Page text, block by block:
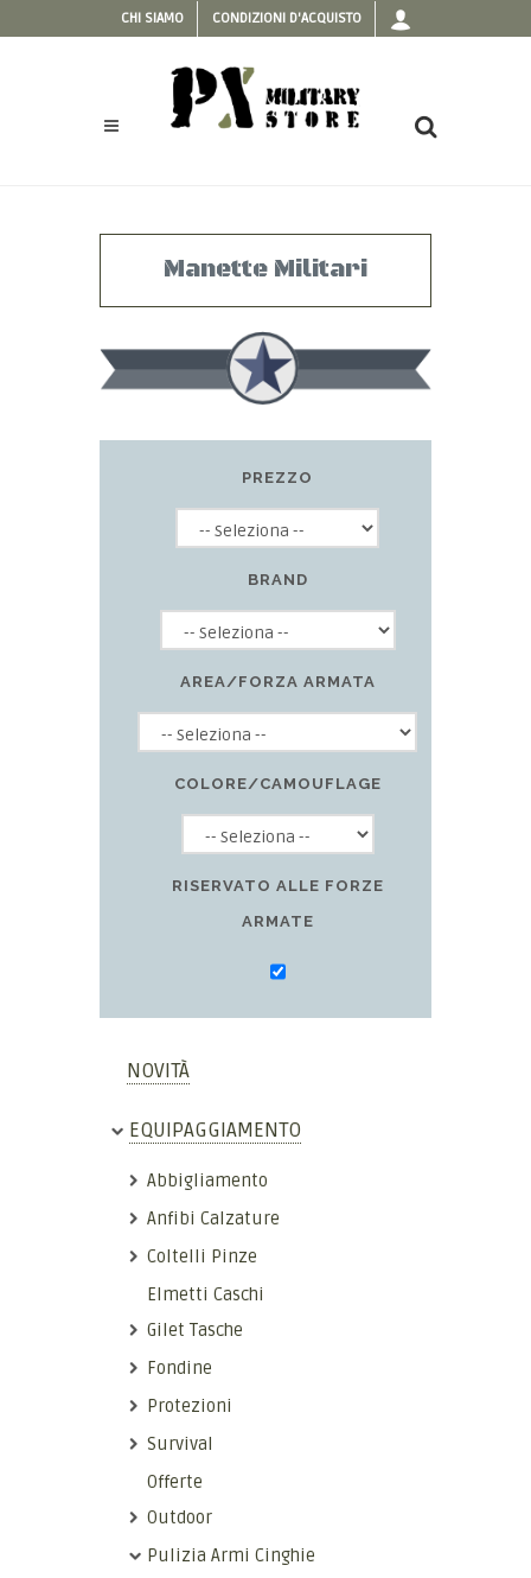
CHI SIAMO CONDIZIONI D'ACQUISTO
Manette Militari
PREZZO
BRAND
AREA/FORZA ARMATA
COLORE/CAMOUFLAGE
RISERVATO ALLE FORZE
ARMATE
NOVITÀ
EQUIPAGGIAMENTO
Abbigliamento
Anfibi Calzature
Coltelli Pinze
Elmetti Caschi
Gilet Tasche
Fondine
Protezioni
Survival
Offerte
Outdoor
Pulizia Armi Cinghie